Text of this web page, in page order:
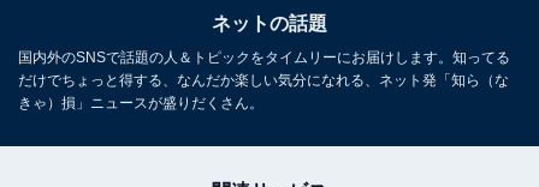
ネットの話題
国内外のSNSで話題の人＆トピックをタイムリーにお届けします。知ってる
だけでちょっと得する、なんだか楽しい気分になれる、ネット発「知ら（な
きゃ）損」ニュースが盛りだくさん。